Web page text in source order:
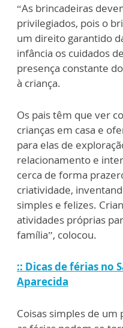
“As brincadeiras
privilegiados, pois o
um direito garantido
infância os cuidados
presença constante
à criança.
Os pais têm que ver
crianças em casa e
para elas de
relacionamento e
cerca de forma
criatividade,
simples e felizes.
atividades próprias
família”, colocou.
:: Dicas de férias no
Aparecida
Coisas simples de